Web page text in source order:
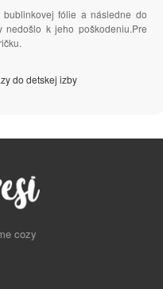
fólie a následne do
nedošlo k jeho poškodeniu.Pre
do detskej izby
cozy